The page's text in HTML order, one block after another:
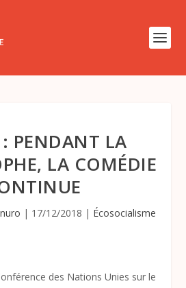
PENDANT LA
LA COMÉDIE
| 17/12/2018 | Écosocialisme
des Nations Unies sur le